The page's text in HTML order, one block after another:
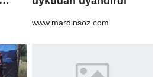
www.mardinsoz.com